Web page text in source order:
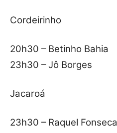
Cordeirinho
20h30 – Betinho Bahia
23h30 – Jô Borges
Jacaroá
23h30 – Raquel Fonseca